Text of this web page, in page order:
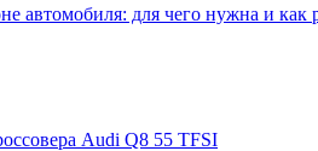
автомобиля: для чего нужна и как
Audi Q8 55 TFSI